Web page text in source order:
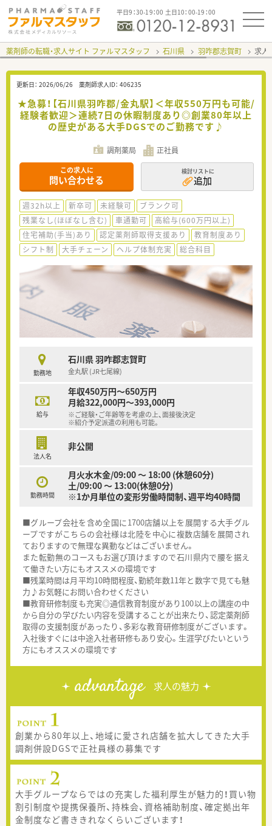
平日9：30-19：00 土日10：00-19：00
薬剤師の転職・求人サイト ファルマスタッフ 石川県 羽咋郡志賀町 求人
更新日： 2026/06/26 薬剤師求人ID： 406235
★急募！【石川県羽咋郡/金丸駅】＜年収550万円も可能/
経験者歓迎＞連続7日の休暇制度あり◎創業80年以上
の歴史がある大手DGSでのご勤務です♪
調剤薬局 正社員
この求人に
問い合わせる
検討リストに
追加
週32h以上 新卒可 未経験可
ブランク可
残業なし(ほぼなし含む)
車通勤可
高給与(600万円以上)
住宅補助(手当)あり
認定薬剤師取得支援あり
教育制度あり
シフト制
大手チェーン ヘルプ体制充実 総合科目
勤務地
石川県 羽咋郡志賀町
金丸駅 (JR七尾線)
給与
年収450万円～650万円
月給322,000円～393,000円
※ご経験・ご年齢等を考慮の上、面接後決定
※紹介予定派遣の利用も可能。
法人名
非公開
勤務時間
月火水木金/09:00 ～ 18:00 (休憩60分)
土/09:00 ～ 13:00(休憩0分)
※1か月単位の変形労働時間制、週平均40時間
■グループ会社を含め全国に1700店舗以上を展開する大手グル
ープですがこちらの会社様は北陸を中心に複数店舗を展開され
ておりますので無理な異動などはございません。
また転勤無のコースもお選び頂けますので石川県内で腰を据え
て働きたい方にもオススメの環境です
■残業時間は月平均10時間程度、勤続年数11年と数字で見ても魅
力♪お気軽にお問い合わせください
■教育研修制度も充実◎通信教育制度があり100以上の講座の中
から自分の学びたい内容を受講することが出来たり、認定薬剤師
取得の支援制度があったり、多彩な教育研修制度がございます。
入社後すぐには中途入社者研修もあり安心。生涯学びたいという
方にもオススメの環境です
advantage 求人の魅力
創業から80年以上、地域に愛され店舗を拡大してきた大手
調剤併設DGSで正社員様の募集です
大手グループならではの充実した福利厚生が魅力的！買い物
割引制度や提携保養所、持株会、資格補助制度、確定拠出年
金制度など書ききれなくらいございます！